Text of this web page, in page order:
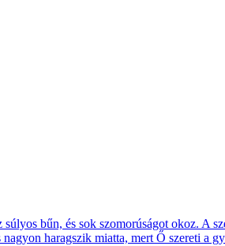
bűn, és sok szomorúságot okoz. A
haragszik miatta, mert Ő szereti a